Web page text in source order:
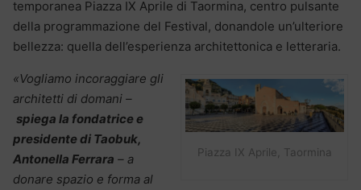
temporanea Piazza IX Aprile di Taormina, centro pulsante
della programmazione del Festival, donandole un’ulteriore
bellezza: quella dell’esperienza architettonica e letteraria.
Piazza IX Aprile, Taormina
«Vogliamo incoraggiare gli
architetti di domani –
spiega la fondatrice e
presidente di Taobuk,
Antonella Ferrara – a
donare spazio e forma al